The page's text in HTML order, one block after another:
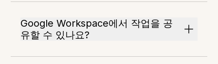
Google Workspace에서 작업을 공
유할 수 있나요?